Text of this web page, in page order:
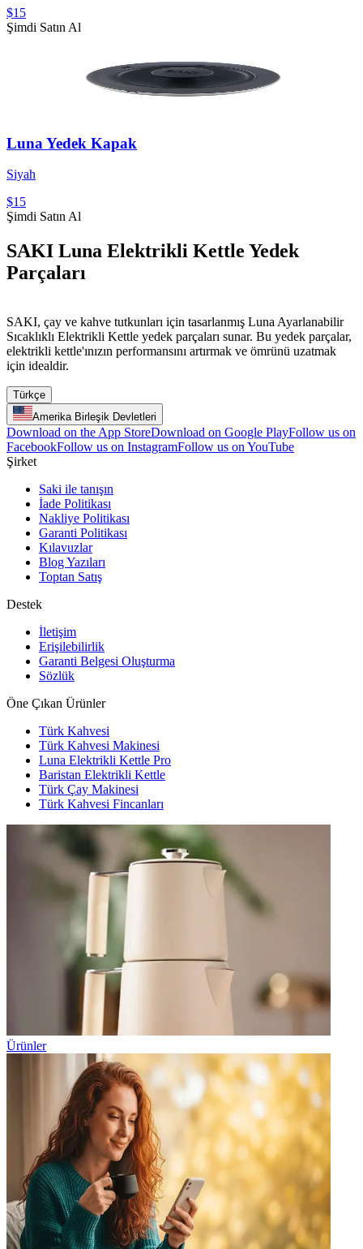
$15
Şimdi Satın Al
Luna Yedek Kapak
Siyah
$15
Şimdi Satın Al
SAKI Luna Elektrikli Kettle Yedek
Parçaları
SAKI, çay ve kahve tutkunları için tasarlanmış Luna Ayarlanabilir
Sıcaklıklı Elektrikli Kettle yedek parçaları sunar. Bu yedek parçalar,
elektrikli kettle'ınızın performansını artırmak ve ömrünü uzatmak
için idealdir.
Türkçe
Amerika Birleşik Devletleri
Download on the App StoreDownload on Google PlayFollow us on
FacebookFollow us on InstagramFollow us on YouTube
Şirket
Saki ile tanışın
İade Politikası
Nakliye Politikası
Garanti Politikası
Kılavuzlar
Blog Yazıları
Toptan Satış
Destek
İletişim
Erişilebilirlik
Garanti Belgesi Oluşturma
Sözlük
Öne Çıkan Ürünler
Türk Kahvesi
Türk Kahvesi Makinesi
Luna Elektrikli Kettle Pro
Baristan Elektrikli Kettle
Türk Çay Makinesi
Türk Kahvesi Fincanları
Ürünler